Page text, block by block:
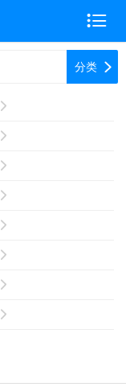

分类 







